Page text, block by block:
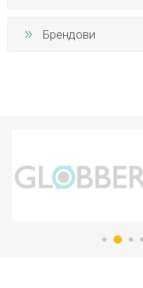
Брендови